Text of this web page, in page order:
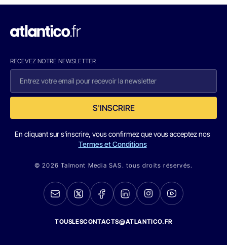
RECEVEZ NOTRE NEWSLETTER
S'INSCRIRE
En cliquant sur s'inscrire, vous confirmez que vous acceptez nos
Termes et Conditions
© 2026 Talmont Media SAS. tous droits réservés.
TOUSLESCONTACTS@ATLANTICO.FR